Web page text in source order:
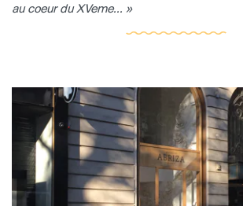
au coeur du XVeme... »